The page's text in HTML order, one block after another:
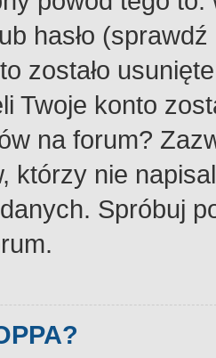
hasło
zostało
Twoje konto
na forum?
którzy nie
Spróbuj